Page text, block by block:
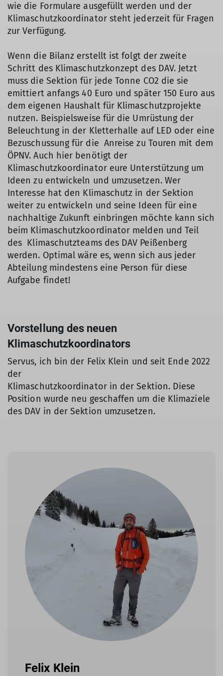
wie die Formulare ausgefüllt werden und der
Klimaschutzkoordinator steht jederzeit für Fragen
zur Verfügung.
Wenn die Bilanz erstellt ist folgt der zweite
Schritt des Klimaschutzkonzept des DAV. Jetzt
muss die Sektion für jede Tonne CO2 die sie
emittiert anfangs 40 Euro und später 150 Euro aus
dem eigenen Haushalt für Klimaschutzprojekte
nutzen. Beispielsweise für die Umrüstung der
Beleuchtung in der Kletterhalle auf LED oder eine
Bezuschussung für die Anreise zu Touren mit dem
ÖPNV. Auch hier benötigt der
Klimaschutzkoordinator eure Unterstützung um
Ideen zu entwickeln und umzusetzen. Wer
Interesse hat den Klimaschutz in der Sektion
weiter zu entwickeln und seine Ideen für eine
nachhaltige Zukunft einbringen möchte kann sich
beim Klimaschutzkoordinator melden und Teil
des Klimaschutzteams des DAV Peißenberg
werden. Optimal wäre es, wenn sich aus jeder
Abteilung mindestens eine Person für diese
Aufgabe findet!
Vorstellung des neuen
Klimaschutzkoordinators
Servus, ich bin der Felix Klein und seit Ende 2022
der
Klimaschutzkoordinator in der Sektion. Diese
Position wurde neu geschaffen um die Klimaziele
des DAV in der Sektion umzusetzen.
Felix Klein